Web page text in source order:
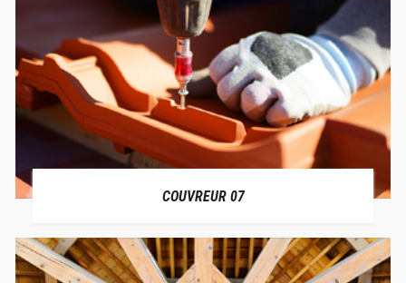
COUVREUR 07